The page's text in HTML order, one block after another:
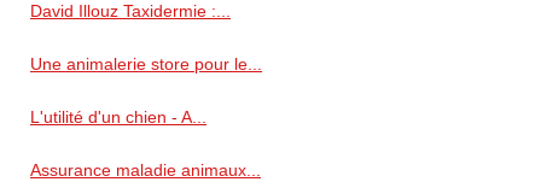
David Illouz Taxidermie :...
Une animalerie store pour le...
L'utilité d'un chien - A...
Assurance maladie animaux...